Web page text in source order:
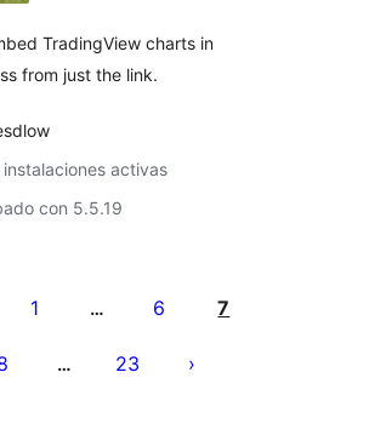
TradingView charts in
from just the link.
activas
con 5.5.19
1 … 6 7
… 23